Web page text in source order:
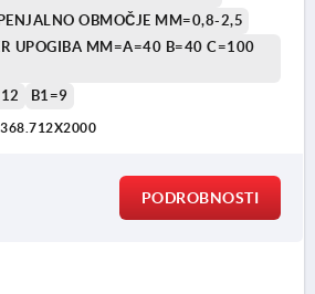
OBMOČJE MM=0,8-2,5
UPOGIBA MM=A=40 B=40 C=100
B1=9
PODROBNOSTI